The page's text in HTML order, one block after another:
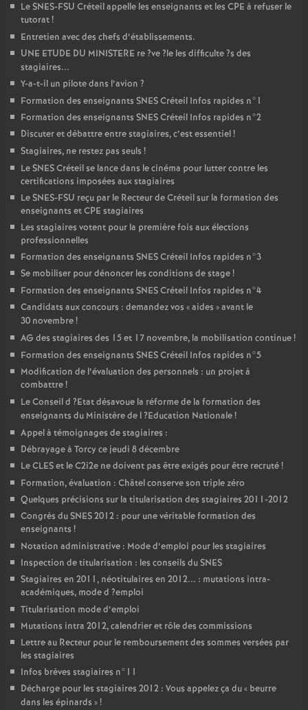
LeSNES-FSU Créteil appelle les enseignants et les CPE à refuser le
tutorat!
Entretien avec des chefs d’établissements.
UNE ETUDE DU MINISTERE re?ve?le les difficulte?s des
stagiaires...
Y-a-t-il un pilote dans l’avion ?
Formation des enseignants SNESCréteil Infos rapides n°1
Formation des enseignants SNESCréteil Infos rapides n°2
Discuter et débattre entre stagiaires, c’est essentiel!
Stagiaires, ne restez pas seuls !
LeSNESCréteil se lance dans le cinéma pour lutter contre les
certifications imposées aux stagiaires
LeSNES-FSU reçu par le Recteur de Créteil sur la formation des
enseignants etCPE stagiaires
Les stagiaires votent pour la première fois aux élections
professionnelles
Formation des enseignants SNESCréteil Infos rapides n°3
Se mobiliser pour dénoncer les conditions de stage!
Formation des enseignants SNESCréteil Infos rapides n°4
Candidats aux concours : demandez vos «aides » avant le
30 novembre!
AG des stagiaires des 15 et 17 novembre, la mobilisation continue!
Formation des enseignants SNESCréteil Infos rapides n°5
Modification de l’évaluation des personnels : un projet à
combattre!
Le Conseil d ?Etat désavoue la réforme de la formation des
enseignants du Ministère de l?Education Nationale!
Appel à témoignages de stagiaires :
Débrayage à Torcy ce jeudi 8 décembre
LeCLESet le C2i2e ne doivent pas être exigés pour être recruté!
Formation, évaluation : Châtel conserve son triple zéro
Quelques précisions sur la titularisation des stagiaires 2011-2012
Congrès duSNES2012 : pour une véritable formation des
enseignants !
Notation administrative : Mode d’emploi pour les stagiaires
Inspection de titularisation : les conseils duSNES
Stagiaires en 2011, néotitulaires en 2012... : mutations intra-
académiques, mode d ?emploi
Titularisation mode d’emploi
Mutations intra 2012, calendrier et rôle des commissions
Lettre au Recteur pour le remboursement des sommes versées par
les stagiaires
Infos brèves stagiaires n°11
Décharge pour les stagiaires 2012 : Vous appelez ça du « beurre
dans les épinards »!